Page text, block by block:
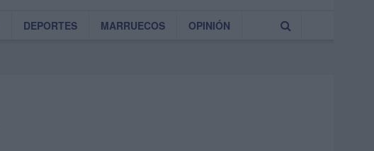
DEPORTES MARRUECOS OPINIÓN